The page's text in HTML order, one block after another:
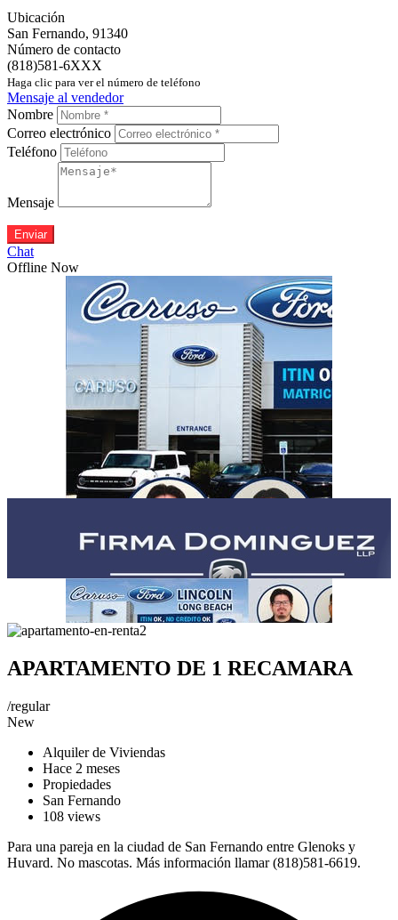
Ubicación
San Fernando, 91340
Número de contacto
(818)581-6XXX
Haga clic para ver el número de teléfono
Mensaje al vendedor
Nombre
Correo electrónico
Teléfono
Mensaje
Enviar
Chat
Offline Now
APARTAMENTO DE 1 RECAMARA
/regular
New
Alquiler de Viviendas
Hace 2 meses
Propiedades
San Fernando
108 views
Para una pareja en la ciudad de San Fernando entre Glenoks y
Huvard. No mascotas. Más información llamar (818)581-6619.